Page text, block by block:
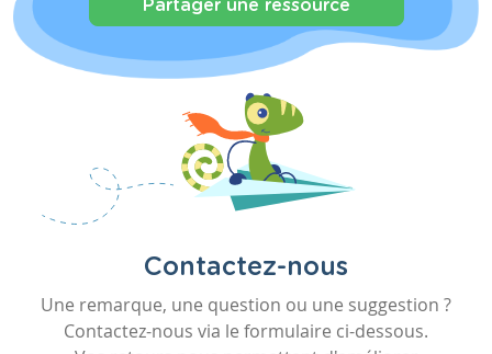
Partager une ressource
Contactez-nous
Une remarque, une question ou une suggestion ?
Contactez-nous via le formulaire ci-dessous.